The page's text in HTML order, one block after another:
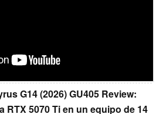
G14 (2026) GU405 Review:
RTX 5070 Ti en un equipo de 14